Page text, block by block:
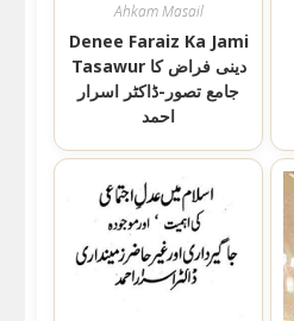
Ahkam Masail
Denee Faraiz Ka Jami
Tasawur دینی فراض کا
جامع تصور-ڈاکٹر اسرار
احمد